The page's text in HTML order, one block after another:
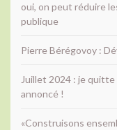
oui, on peut réduire
publique
Pierre Bérégovoy :
Juillet 2024 : je quitte
annoncé !
«Construisons